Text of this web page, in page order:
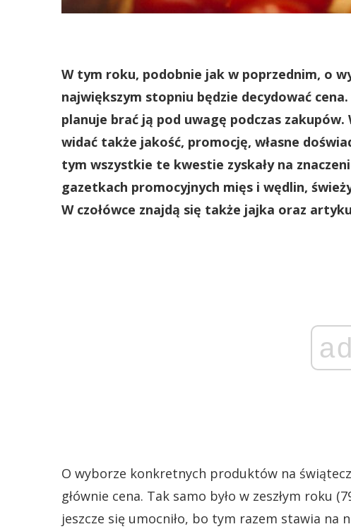
W tym roku, podobnie jak w poprzednim, o
największym stopniu będzie decydować
planuje brać ją pod uwagę podczas
widać także jakość, promocję, własne
tym wszystkie te kwestie zyskały na
gazetkach promocyjnych mięs i wędlin,
W czołówce znajdą się także jajka oraz
ad
O wyborze konkretnych produktów na
głównie cena. Tak samo było w zeszłym roku
jeszcze się umocniło, bo tym razem stawia na